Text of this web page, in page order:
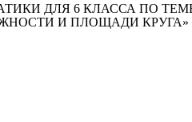
ДЛЯ 6 КЛАССА ПО
И ПЛОЩАДИ КРУГА»